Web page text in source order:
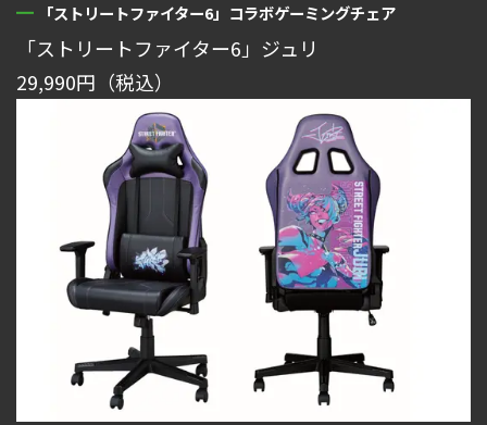
「ストリートファイター6」コラボゲーミングチェア
「ストリートファイター6」ジュリ
29,990円（税込）